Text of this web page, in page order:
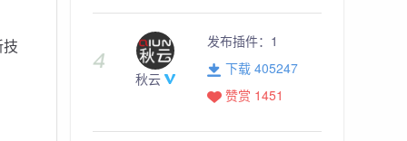
秋云
发布插件： 1
下载 405247
赞赏 1451